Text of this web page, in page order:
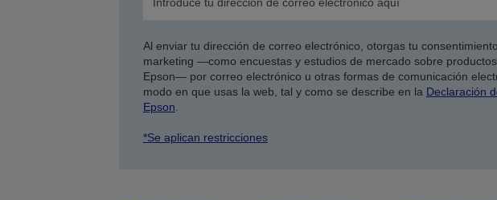
Al enviar tu dirección de correo electrónico, otorgas tu
marketing —como encuestas y estudios de mercado sobre
Epson— por correo electrónico u otras formas de comunicación
modo en que usas la web, tal y como se describe en la Declaración
Epson.
*Se aplican restricciones